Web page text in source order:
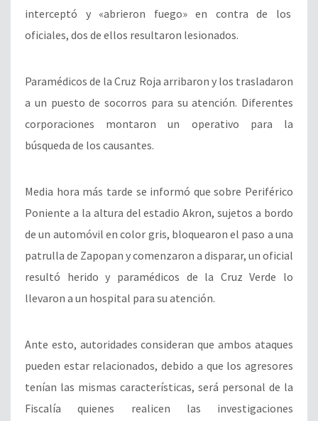
interceptó y «abrieron fuego» en contra de los
oficiales, dos de ellos resultaron lesionados.
Paramédicos de la Cruz Roja arribaron y los trasladaron
a un puesto de socorros para su atención. Diferentes
corporaciones montaron un operativo para la
búsqueda de los causantes.
Media hora más tarde se informó que sobre Periférico
Poniente a la altura del estadio Akron, sujetos a bordo
de un automóvil en color gris, bloquearon el paso a una
patrulla de Zapopan y comenzaron a disparar, un oficial
resultó herido y paramédicos de la Cruz Verde lo
llevaron a un hospital para su atención.
Ante esto, autoridades consideran que ambos ataques
pueden estar relacionados, debido a que los agresores
tenían las mismas características, será personal de la
Fiscalía quienes realicen las investigaciones